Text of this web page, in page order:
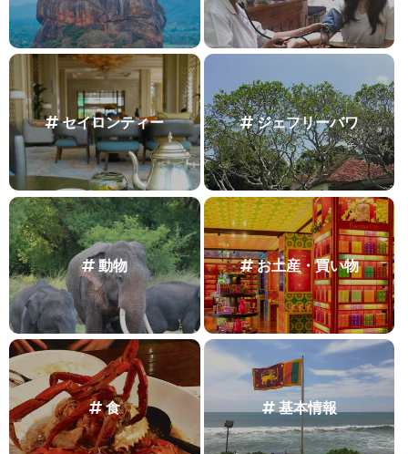
セイロンティー ジェフリーバワ
動物 お土産・買い物
食 基本情報